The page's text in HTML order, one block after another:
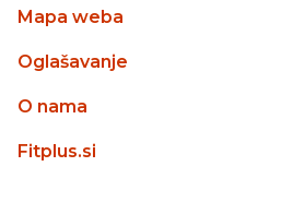
Mapa weba
Oglašavanje
O nama
Fitplus.si